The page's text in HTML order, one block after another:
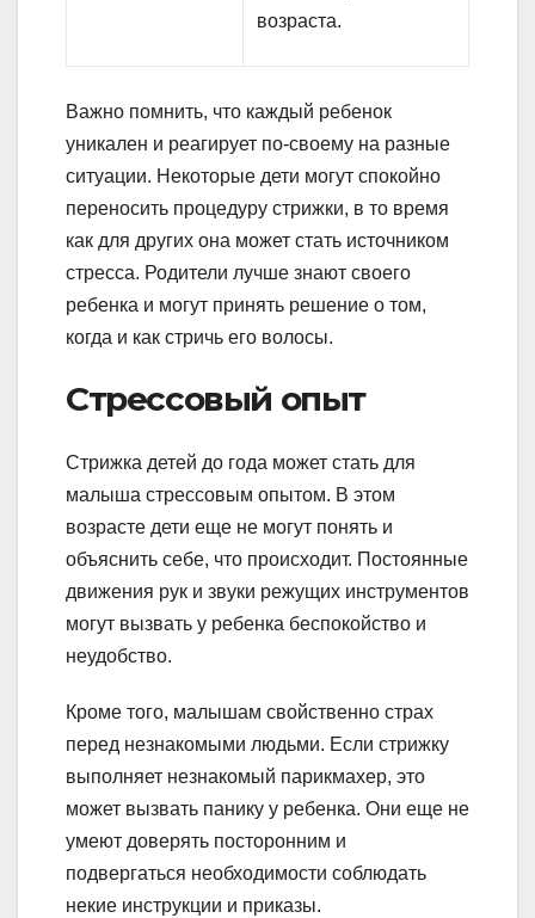
возраста.
Важно помнить, что каждый ребенок
уникален и реагирует по-своему на разные
ситуации. Некоторые дети могут спокойно
переносить процедуру стрижки, в то время
как для других она может стать источником
стресса. Родители лучше знают своего
ребенка и могут принять решение о том,
когда и как стричь его волосы.
Стрессовый опыт
Стрижка детей до года может стать для
малыша стрессовым опытом. В этом
возрасте дети еще не могут понять и
объяснить себе, что происходит. Постоянные
движения рук и звуки режущих инструментов
могут вызвать у ребенка беспокойство и
неудобство.
Кроме того, малышам свойственно страх
перед незнакомыми людьми. Если стрижку
выполняет незнакомый парикмахер, это
может вызвать панику у ребенка. Они еще не
умеют доверять посторонним и
подвергаться необходимости соблюдать
некие инструкции и приказы.